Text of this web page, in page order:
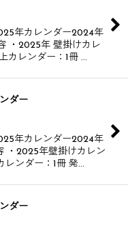
年カレンダー​ 2024年
・2025年 壁掛けカレ
カレンダー：1冊 …
ダー
年カレンダー​ 2024年
・2025年壁掛けカレン
レンダー：1冊 発…
ダー